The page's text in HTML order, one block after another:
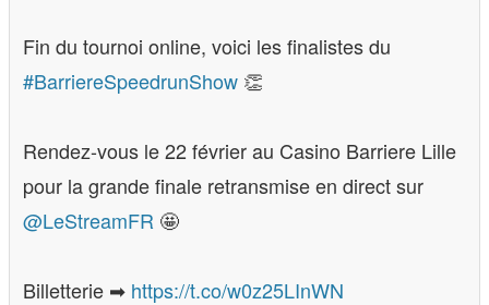
Fin du tournoi online, voici les finalistes du
#BarriereSpeedrunShow 👏
Rendez-vous le 22 février au Casino Barriere Lille
pour la grande finale retransmise en direct sur
@LeStreamFR 🤩
Billetterie ➡ https://t.co/w0z25LInWN